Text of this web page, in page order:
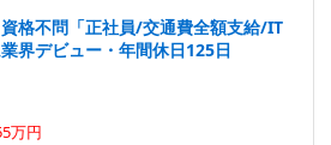
格不問「正社員/交通費全額支給/IT
界デビュー・年間休日125日
万円